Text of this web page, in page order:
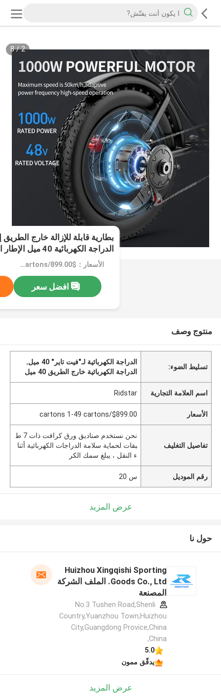
2
/
8
بطارية قابلة للإزالة خارج
الدراجة الكهربائية 40 ميل الإطار الصلب
الأسعار：$899.00/cartons 1-49 cartons
افضل سعر
منتوج وصف
تسليط الضوء:
الدراجة الكهربائية لـ"فيت تاير" 40 ميل
,
الدراجة الكهربائية خارج الطريق 40 ميل
اسم العلامة التجارية Ridstar
الأسعار $899.00/cartons 1-49 cartons
تفاصيل التغليف
نحن نستخدم صناديق ورق كرافت ذات 7 ط
بقات لحماية سلامة الدراجات الكهربائية أثنا
ء النقل ، يبلغ سمك الكر
رقم الموديل س 20
عرض المزيد
حول نا
Huizhou Xingqishi Sporting
Goods Co., Ltd. الملف الشركة
المصنعة
No.3 Tushen Road,Shenli
Country,Yuanzhou Town,Huizhou
City,Guangdong Provice,China
,China
5.0
يدقّق ممون
عرض المزيد